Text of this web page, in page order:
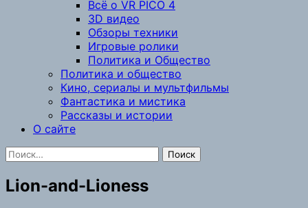
Всё о VR PICO 4
3D видео
Обзоры техники
Игровые ролики
Политика и Общество
Политика и общество
Кино, сериалы и мультфильмы
Фантастика и мистика
Рассказы и истории
О сайте
Найти:
Lion-and-Lioness